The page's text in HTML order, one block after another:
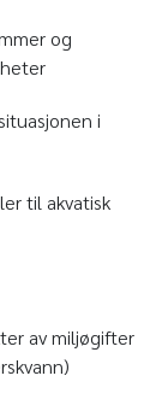
og
i
til akvatisk
av miljøgifter